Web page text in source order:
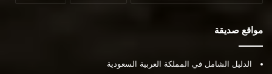
مواقع صديقة
الدليل الشامل في المملكة العربية السعودية